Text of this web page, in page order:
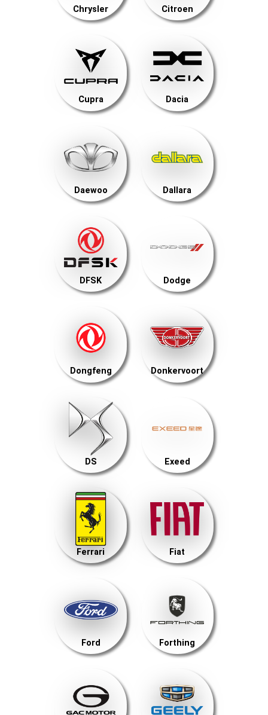
Chrysler Citroen
Cupra Dacia
Daewoo Dallara
DFSK Dodge
Dongfeng Donkervoort
DS Exeed
Ferrari Fiat
Ford Forthing